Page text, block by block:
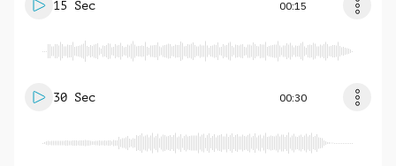
15 Sec 00:15
30 Sec 00:30